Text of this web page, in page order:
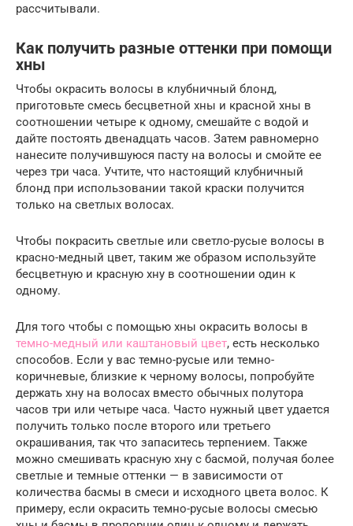
рассчитывали.
Как получить разные оттенки при помощи
хны
Чтобы окрасить волосы в клубничный блонд,
приготовьте смесь бесцветной хны и красной хны в
соотношении четыре к одному, смешайте с водой и
дайте постоять двенадцать часов. Затем равномерно
нанесите получившуюся пасту на волосы и смойте ее
через три часа. Учтите, что настоящий клубничный
блонд при использовании такой краски получится
только на светлых волосах.
Чтобы покрасить светлые или светло-русые волосы в
красно-медный цвет, таким же образом используйте
бесцветную и красную хну в соотношении один к
одному.
Для того чтобы с помощью хны окрасить волосы в
темно-медный или каштановый цвет, есть несколько
способов. Если у вас темно-русые или темно-
коричневые, близкие к черному волосы, попробуйте
держать хну на волосах вместо обычных полутора
часов три или четыре часа. Часто нужный цвет удается
получить только после второго или третьего
окрашивания, так что запаситесь терпением. Также
можно смешивать красную хну с басмой, получая более
светлые и темные оттенки — в зависимости от
количества басмы в смеси и исходного цвета волос. К
примеру, если окрасить темно-русые волосы смесью